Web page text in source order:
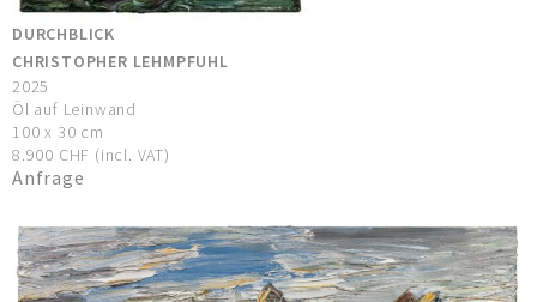
DURCHBLICK
CHRISTOPHER LEHMPFUHL
2025
Öl auf Leinwand
100 x 30 cm
8.900 CHF (incl. VAT)
Anfrage